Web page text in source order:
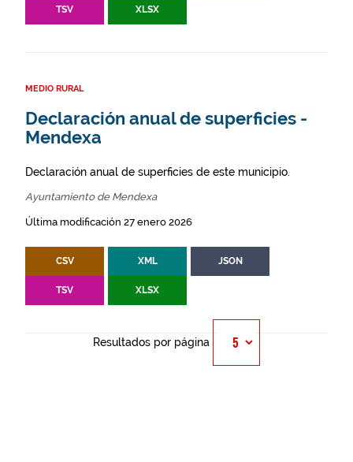
TSV XLSX
MEDIO RURAL
Declaración anual de superficies -
Mendexa
Declaración anual de superficies de este municipio.
Ayuntamiento de Mendexa
Última modificación 27 enero 2026
CSV XML JSON
TSV XLSX
Resultados por página